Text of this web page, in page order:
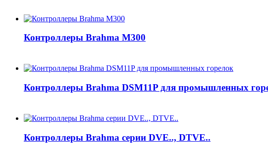
Контроллеры Brahma M300
Контроллеры Brahma DSM11P для промышленных
Контроллеры Brahma серии DVE.., DTVE..